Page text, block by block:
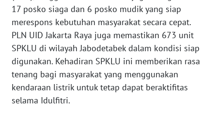
17 posko siaga dan 6 posko mudik yang siap
merespons kebutuhan masyarakat secara cepat.
PLN UID Jakarta Raya juga memastikan 673 unit
SPKLU di wilayah Jabodetabek dalam kondisi siap
digunakan. Kehadiran SPKLU ini memberikan rasa
tenang bagi masyarakat yang menggunakan
kendaraan listrik untuk tetap dapat beraktifitas
selama Idulfitri.
RIAU
WN
SERAMBI
JAMBI
WN